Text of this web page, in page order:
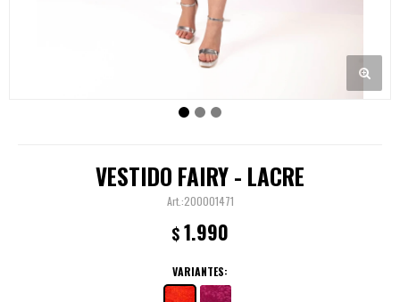
VESTIDO FAIRY - LACRE
200001471
$1.990
VARIANTES: